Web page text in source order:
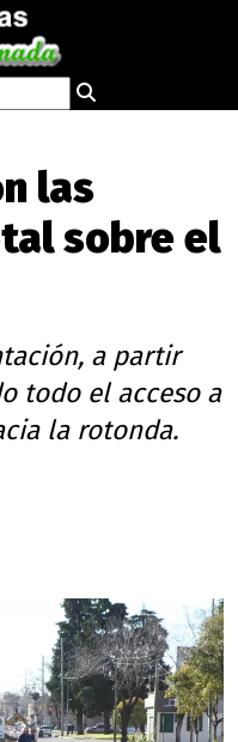
las
sobre el
a partir
todo el acceso a
la rotonda.